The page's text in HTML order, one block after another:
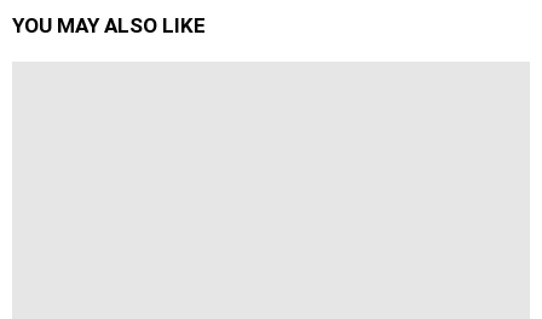
YOU MAY ALSO LIKE